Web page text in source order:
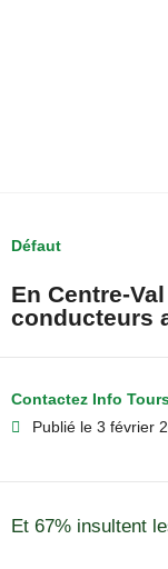
Défaut
En Centre-
conducteurs
Contactez Info
Publié le 3 février
Et 67% insultent